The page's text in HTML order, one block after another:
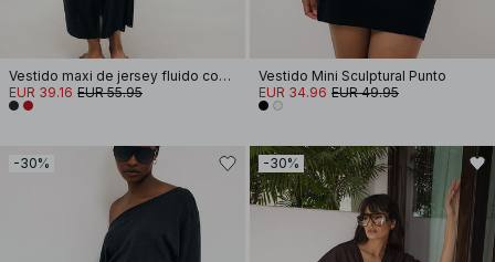
Vestido maxi de jersey fluido con drapeado
EUR 39.16 EUR 55.95
Vestido Mini Sculptural Punto
EUR 34.96 EUR 49.95
-30% -30%